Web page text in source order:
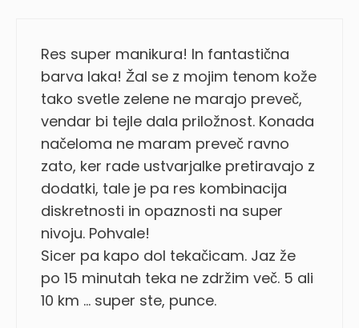
Res super manikura! In fantastična
barva laka! Žal se z mojim tenom kože
tako svetle zelene ne marajo preveč,
vendar bi tejle dala priložnost. Konada
načeloma ne maram preveč ravno
zato, ker rade ustvarjalke pretiravajo z
dodatki, tale je pa res kombinacija
diskretnosti in opaznosti na super
nivoju. Pohvale!
Sicer pa kapo dol tekačicam. Jaz že
po 15 minutah teka ne zdržim več. 5 ali
10 km … super ste, punce.